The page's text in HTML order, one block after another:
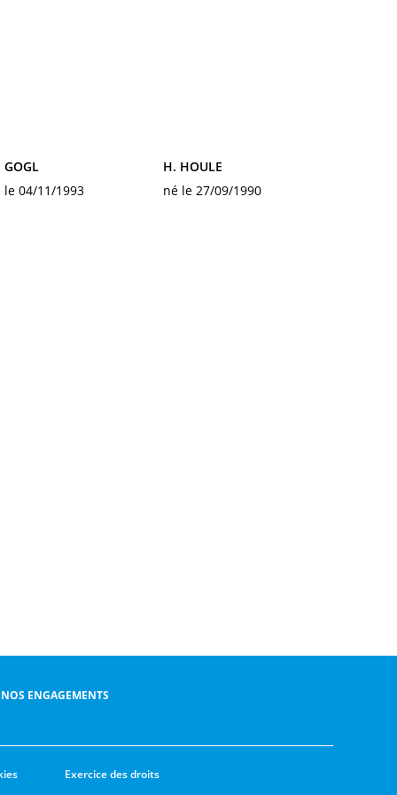
GOGL
le 04/11/1993
H. HOULE
né le 27/09/1990
NOS ENGAGEMENTS
Exercice des droits